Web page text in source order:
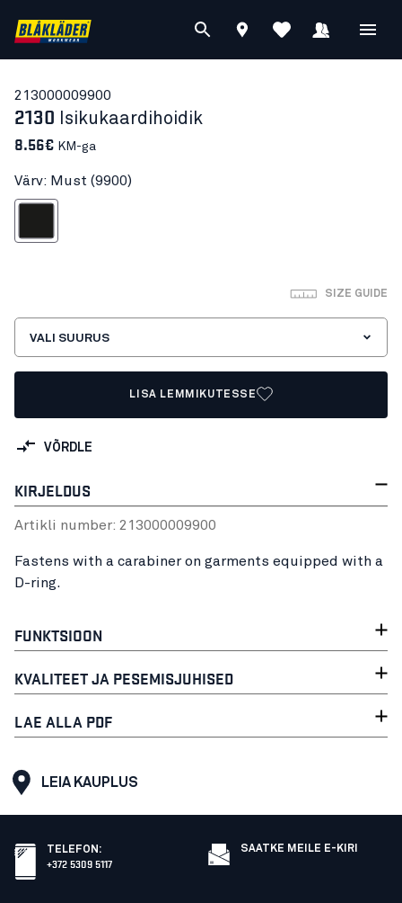
213000009900
2130 Isikukaardihoidik
8.56€ KM-ga
Värv: Must (9900)
SIZE GUIDE
VALI SUURUS
LISA LEMMIKUTESSE
VÕRDLE
KIRJELDUS
Artikli number: 213000009900
Fastens with a carabiner on garments equipped with a
D-ring.
FUNKTSIOON
KVALITEET JA PESEMISJUHISED
LAE ALLA PDF
LEIA KAUPLUS
TELEFON :
+372 5309 5117
SAATKE MEILE E-KIRI